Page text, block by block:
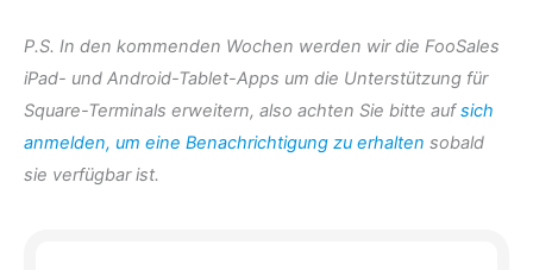
P.S. In den kommenden Wochen werden wir die FooSales
iPad- und Android-Tablet-Apps um die Unterstützung für
Square-Terminals erweitern, also achten Sie bitte aufsich
anmelden, um eine Benachrichtigung zu erhalten sobald
sie verfügbar ist.